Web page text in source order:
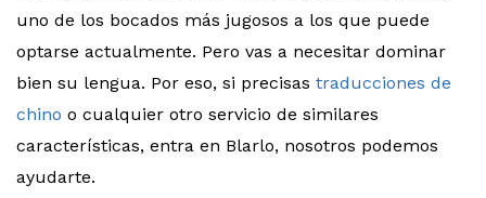
uno de los bocados más jugosos a los que puede
optarse actualmente. Pero vas a necesitar dominar
bien su lengua. Por eso, si precisas traducciones de
chino o cualquier otro servicio de similares
características, entra en Blarlo, nosotros podemos
ayudarte.